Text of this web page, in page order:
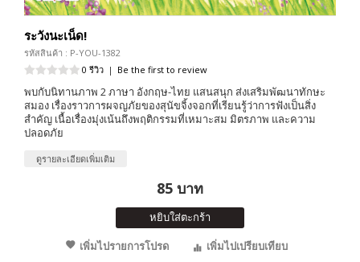
ระวังนะเน็ด!
รหัสสินค้า : P-YOU-1382
0 รีวิว | Be the first to review
พบกับนิทานภาพ 2 ภาษา อังกฤษ-ไทย แสนสนุก ส่งเสริมพัฒนาทักษะ
สมอง เรื่องราวการผจญภัยของสุนัขจิ้งจอกที่เรียนรู้ว่าการฟังเป็นสิ่ง
สำคัญ เนื้อเรื่องมุ่งเน้นถึงพฤติกรรมที่เหมาะสม มิตรภาพ และความ
ปลอดภัย
ดูรายละเอียดเพิ่มเติม
85 บาท
หยิบใส่ตะกร้า
เพิ่มไปรายการโปรด
เพิ่มไปเปรียบเทียบ